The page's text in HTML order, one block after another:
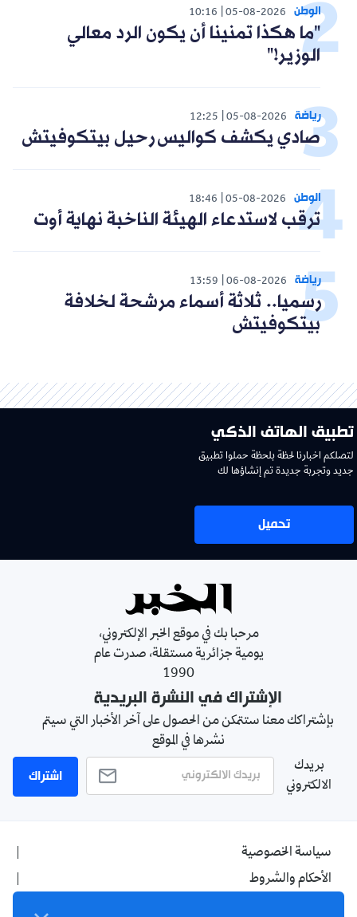
الوطن 05-08-2026
10:16
"ما هكذا تمنينا أن يكون الرد معالي
الوزير!"
رياضة 05-08-2026
12:25
صادي يكشف كواليس رحيل بيتكوفيتش
الوطن 05-08-2026
18:46
ترقب لاستدعاء الهيئة الناخبة نهاية أوت
رياضة 06-08-2026
13:59
رسميا.. ثلاثة أسماء مرشحة لخلافة
بيتكوفيتش
تطبيق الهاتف الذكي
لتصلكم اخبارنا لحظة بلحظة حملوا تطبيق
جديد وتجربة جديدة تم إنشاؤها لك
تحميل
مرحبا بك في موقع الخبر الإلكتروني،
يومية جزائرية مستقلة، صدرت عام
1990
الإشتراك في النشرة البريدية
بإشتراكك معنا ستتمكن من الحصول على آخر الأخبار التي سيتم
نشرها في الموقع
بريدك
الالكتروني
اشتراك
سياسة الخصوصية
الأحكام والشروط